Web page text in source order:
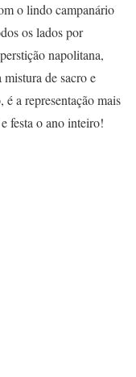
o lindo campanário
os lados por
napolitana,
de sacro e
a representação mais
festa o ano inteiro!